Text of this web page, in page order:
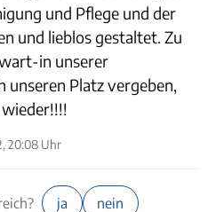
und Pflege und der
und lieblos gestaltet. Zu
in unserer
Platz vergeben,
20:08 Uhr
ja nein